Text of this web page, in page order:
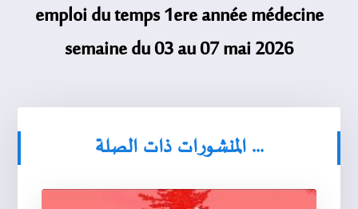
emploi du temps 1ere année médecine
semaine du 03 au 07 mai 2026
المنشورات ذات الصلة ...